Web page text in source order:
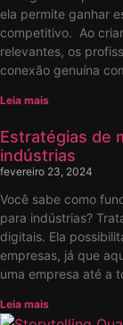
ela permite ganhar
competitivo. Ao
relevantes, os
conexão genuína
Leia mais
Estratégias de
indústrias
fevereiro 23, 2024
Você sabe como
para indústrias?
digitais. Ela
empresas, já que
uma empresa até a
Leia mais